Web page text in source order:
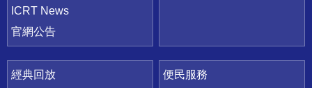
ICRT News
官網公告
經典回放
便民服務